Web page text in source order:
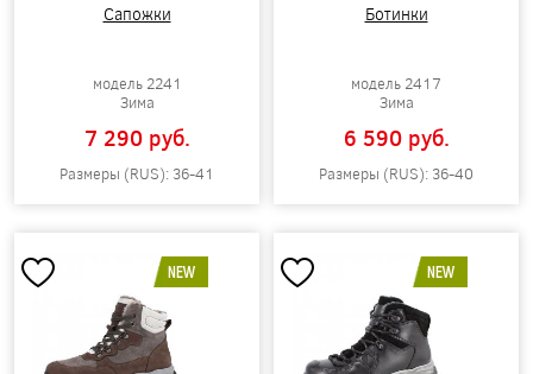
Сапожки
модель 2241
Зима
7 290 pуб.
Размеры (RUS): 36-41
Ботинки
модель 2417
Зима
6 590 pуб.
Размеры (RUS): 36-40
NEW NEW